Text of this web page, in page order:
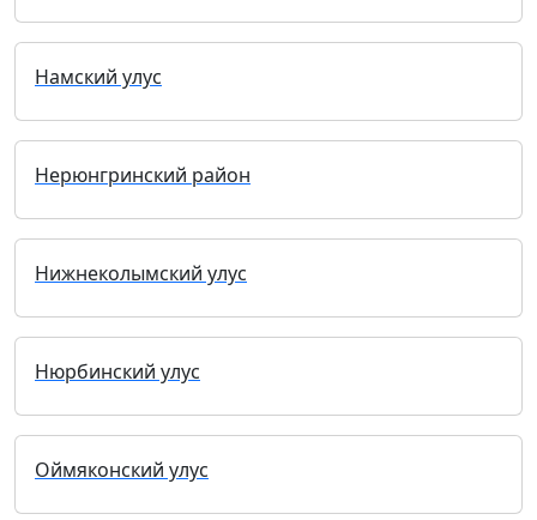
Намский улус
Нерюнгринский район
Нижнеколымский улус
Нюрбинский улус
Оймяконский улус